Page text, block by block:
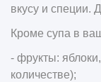
вкусу и специи.
Кроме супа в
- фрукты:
количестве);